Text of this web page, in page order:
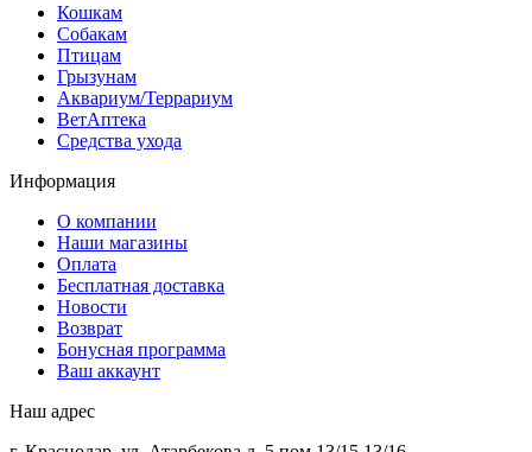
Кошкам
Собакам
Птицам
Грызунам
Аквариум/Террариум
ВетАптека
Средства ухода
Информация
О компании
Наши магазины
Оплата
Бесплатная доставка
Новости
Возврат
Бонусная программа
Ваш аккаунт
Наш адрес